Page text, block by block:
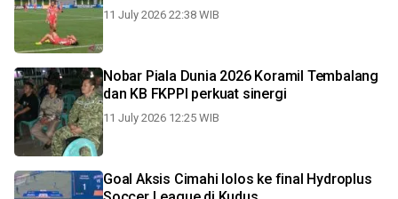
11 July 2026 22:38 WIB
Nobar Piala Dunia 2026 Koramil Tembalang
dan KB FKPPI perkuat sinergi
11 July 2026 12:25 WIB
Goal Aksis Cimahi lolos ke final Hydroplus